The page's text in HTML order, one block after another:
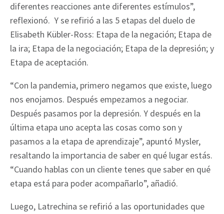
diferentes reacciones ante diferentes estímulos”,
reflexionó. Y se refirió a las 5 etapas del duelo de
Elisabeth Kübler-Ross: Etapa de la negación; Etapa de
la ira; Etapa de la negociación; Etapa de la depresión; y
Etapa de aceptación.
“Con la pandemia, primero negamos que existe, luego
nos enojamos. Después empezamos a negociar.
Después pasamos por la depresión. Y después en la
última etapa uno acepta las cosas como son y
pasamos a la etapa de aprendizaje”, apuntó Mysler,
resaltando la importancia de saber en qué lugar estás.
“Cuando hablas con un cliente tenes que saber en qué
etapa está para poder acompañarlo”, añadió.
Luego, Latrechina se refirió a las oportunidades que